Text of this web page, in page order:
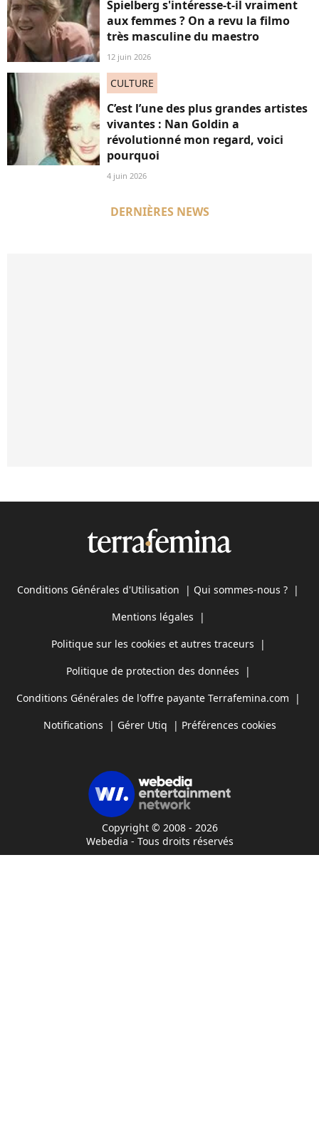
Spielberg s'intéresse-t-il vraiment
aux femmes ? On a revu la filmo
très masculine du maestro
12 juin 2026
CULTURE
C’est l’une des plus grandes artistes
vivantes : Nan Goldin a
révolutionné mon regard, voici
pourquoi
4 juin 2026
DERNIÈRES NEWS
Conditions Générales d'Utilisation | Qui sommes-nous ? |
Mentions légales |
Politique sur les cookies et autres traceurs |
Politique de protection des données |
Conditions Générales de l'offre payante Terrafemina.com |
Notifications | Gérer Utiq | Préférences cookies
Copyright © 2008 - 2026
Webedia - Tous droits réservés